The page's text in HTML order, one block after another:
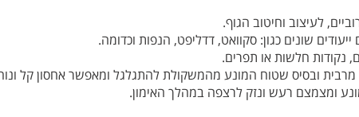
לעיצוב וחיטוב הגוף.
שונים כגון: סקוואט, דדליפט, הנפות וכדומה.
נקודות חלשות או תפרים.
ובסיס שטוח המונע מהמשקולת להתגלגל ומאפשר אחסון קל
ומצמצם רעש ונזק לרצפה במהלך האימון.